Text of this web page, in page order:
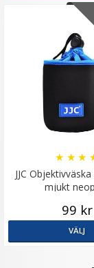
JJC
mjukt
★ ★ ★
99 kr
VÄLJ